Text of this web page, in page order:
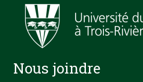
Nous joindre